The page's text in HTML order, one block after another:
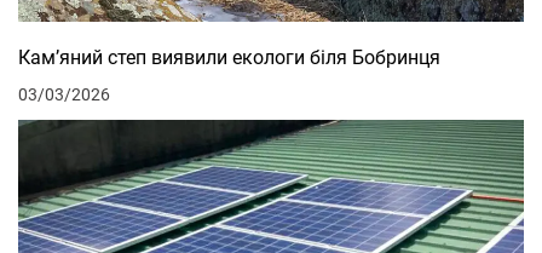
Кам’яний степ виявили екологи біля Бобринця
03/03/2026